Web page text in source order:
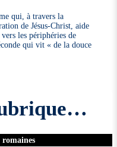
qui, à travers la
de Jésus-Christ, aide
les périphéries de
qui vit « de la douce
romaines